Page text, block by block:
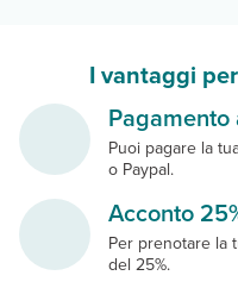
I vantaggi
Pagamento
Puoi pagare la
o Paypal.
Acconto
Per prenotare la
del 25%.